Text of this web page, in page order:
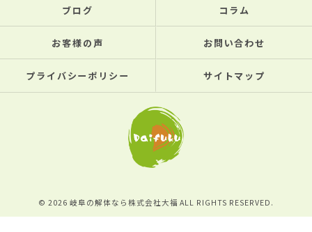
ブログ コラム
お客様の声 お問い合わせ
プライバシーポリシー サイトマップ
© 2026 岐阜の解体なら株式会社大福 ALL RIGHTS RESERVED.